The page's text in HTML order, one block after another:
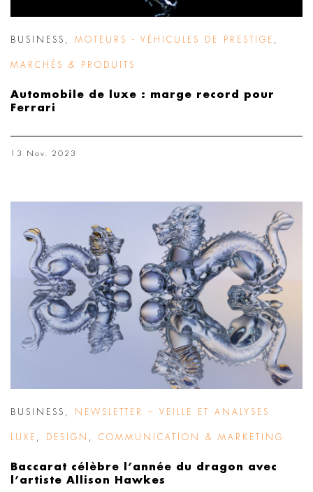
BUSINESS MOTEURS - VÉHICULES DE PRESTIGE
MARCHÉS & PRODUITS
Automobile de luxe : marge record pour
Ferrari
13 Nov. 2023
BUSINESS NEWSLETTER – VEILLE ET ANALYSES
LUXE DESIGN COMMUNICATION & MARKETING
Baccarat célèbre l’année du dragon avec
l’artiste Allison Hawkes